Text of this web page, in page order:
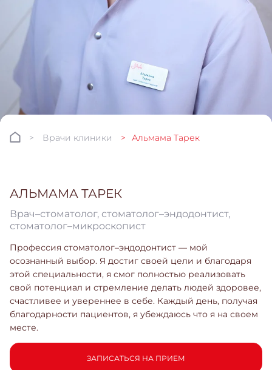
Врачи клиники Альмама Тарек
АЛЬМАМА ТАРЕК
Врач–стоматолог, стоматолог–эндодонтист,
стоматолог–микроскопист
Профессия стоматолог–эндодонтист — мой
осознанный выбор. Я достиг своей цели и благодаря
этой специальности, я смог полностью реализовать
свой потенциал и стремление делать людей здоровее,
счастливее и увереннее в себе. Каждый день, получая
благодарности пациентов, я убеждаюсь что я на своем
месте.
ЗАПИСАТЬСЯ НА ПРИЕМ